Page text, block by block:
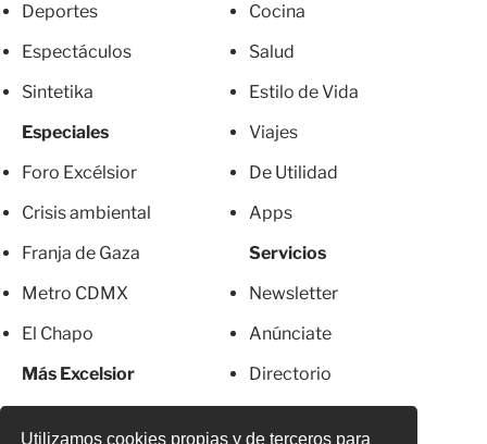
Utilizamos cookies propias y de terceros para
Deportes
Espectáculos
Sintetika
Especiales
Foro Excélsior
Crisis ambiental
Franja de Gaza
Metro CDMX
El Chapo
Más Excelsior
Cocina
Salud
Estilo de Vida
Viajes
De Utilidad
Apps
Servicios
Newsletter
Anúnciate
Directorio